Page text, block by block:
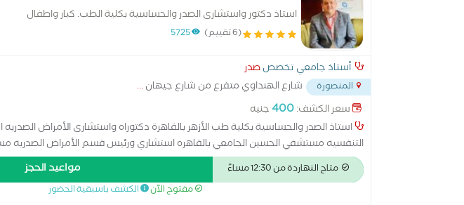
استاذ دكتور واستشارى الصدر والحساسية بكلية الطب. كبار واطفال
(6 تقييم) 5725
أستاذ جامعي تخصصصدر
المنصورة شارع الهنداوي متفرع من شارع جيهان...
سعر الكشف:400جنيه
استاذ الصدر والحساسية بكلية طب الأزهر بالقاهرة دكتوراه واستشارى الأمراض الصدريه
التنفسيه مستشفي الحسين الجامعي بالقاهره استشاري ورئيس قسم الأمراض الصدريه
الرياض السعودية من 2017 حتي 2021 عضو الجمعيه الأوربية لأمراض الصدر. عضو
والمناعة الاكلينيكيه
متاح النهاردة من 12:30 مساءً مواعيد الحجز
مفتوح الآن الكشف باسبقية الحضور